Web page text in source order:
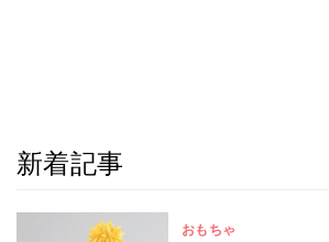
新着記事
おもちゃ